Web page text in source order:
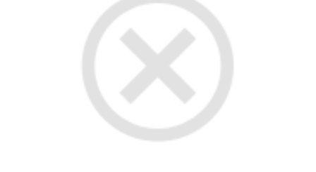
Подарочный
на любую услугу!
на Опалихинской,17 и 8
Марта,126